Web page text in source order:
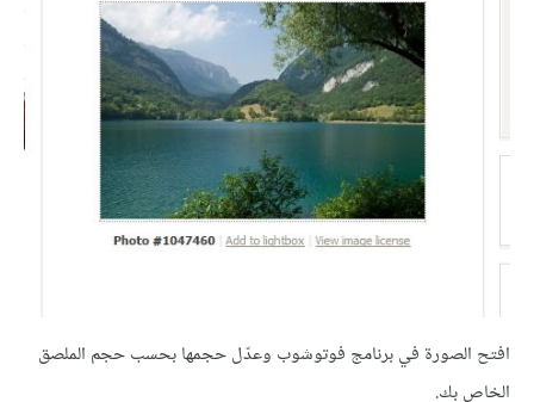
افتح الصورة في برنامج فوتوشوب وعدّل حجمها بحسب حجم الملصق
الخاص بك.